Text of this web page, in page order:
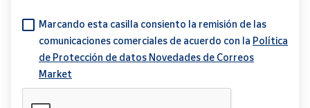
Marcando esta casilla consiento la remisión de las
comunicaciones comerciales de acuerdo con la Política
de Protección de datos Novedades de Correos
Market